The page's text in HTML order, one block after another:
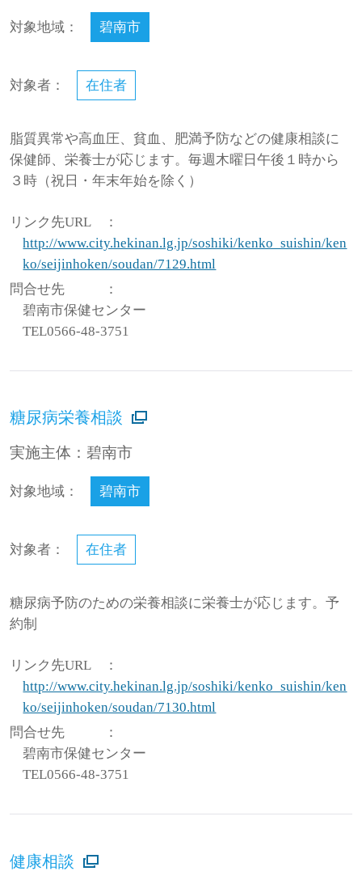
対象地域： 碧南市
対象者： 在住者
脂質異常や高血圧、貧血、肥満予防などの健康相談に
保健師、栄養士が応じます。毎週木曜日午後１時から
３時（祝日・年末年始を除く）
リンク先URL
：
http://www.city.hekinan.lg.jp/soshiki/kenko_suishin/ken
ko/seijinhoken/soudan/7129.html
問合せ先
：
碧南市保健センター
TEL0566-48-3751
糖尿病栄養相談
実施主体：碧南市
対象地域： 碧南市
対象者： 在住者
糖尿病予防のための栄養相談に栄養士が応じます。予
約制
リンク先URL
：
http://www.city.hekinan.lg.jp/soshiki/kenko_suishin/ken
ko/seijinhoken/soudan/7130.html
問合せ先
：
碧南市保健センター
TEL0566-48-3751
健康相談